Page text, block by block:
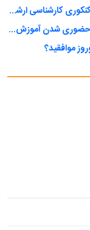
با توجه به ایجاد کمپین های مختلف برای تعویق کنکوری کارشناسی ارشد، آیا با تعویق آن موافق هستید؟
از کیفیت و امکانات رفاهی دانشگاه خود از زمان حضوری شدن آموزش عالی راضی هستید؟
موافقید؟